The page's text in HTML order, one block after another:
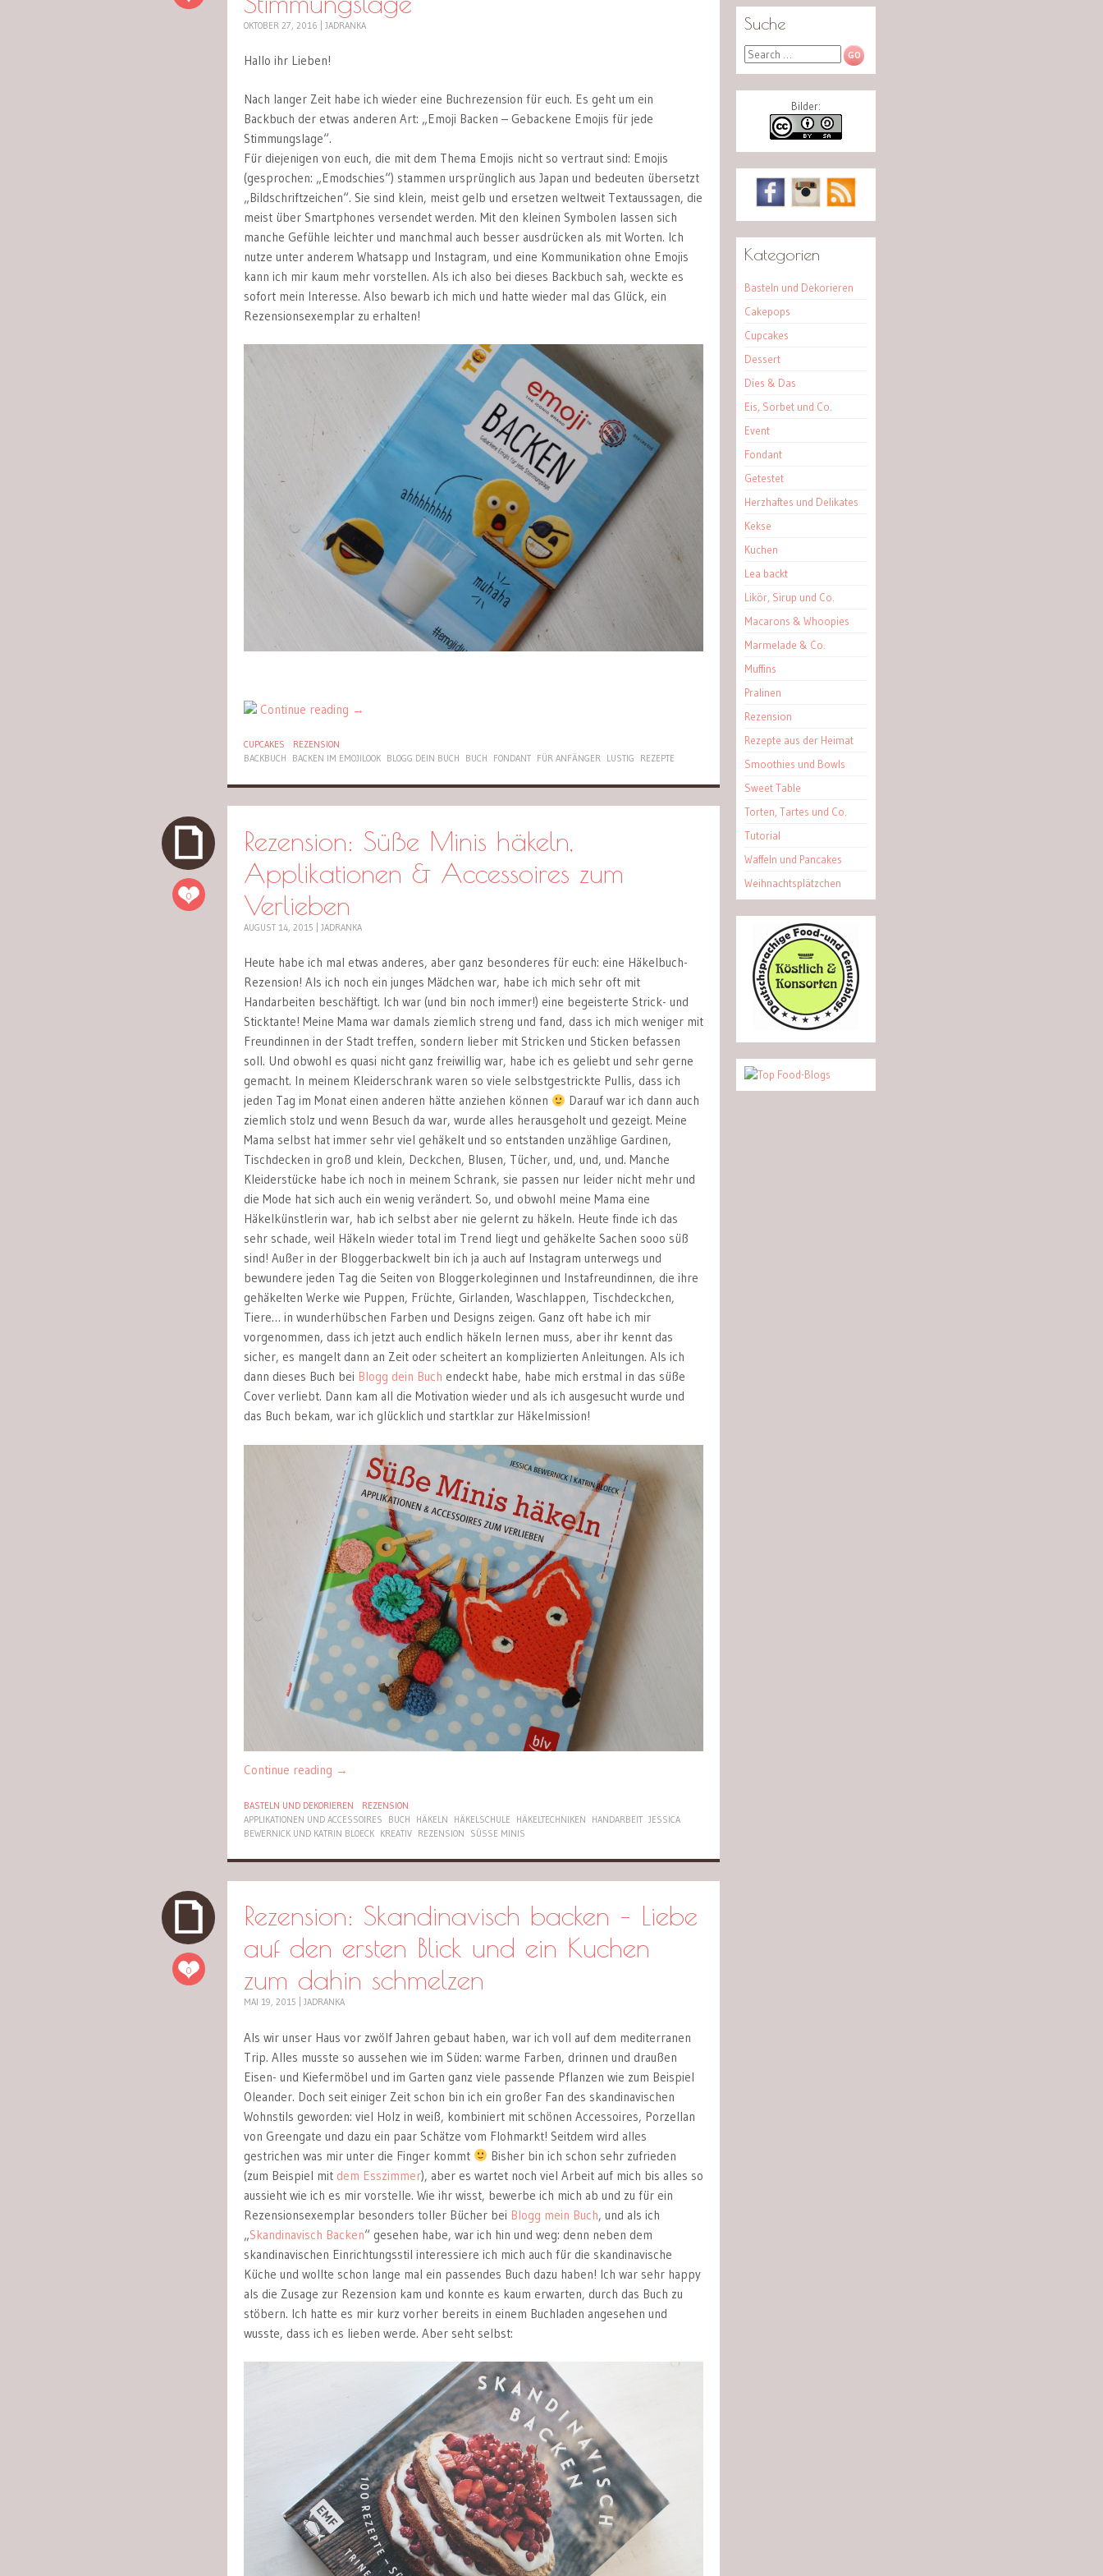
OKTOBER 27, 2016 JADRANKA
Hallo ihr Lieben!
Nach langer Zeit habe ich wieder eine Buchrezension für euch. Es geht um ein
Backbuch der etwas anderen Art: „Emoji Backen – Gebackene Emojis für jede
Stimmungslage“.
Für diejenigen von euch, die mit dem Thema Emojis nicht so vertraut sind: Emojis
(gesprochen: „Emodschies“) stammen ursprünglich aus Japan und bedeuten übersetzt
„Bildschriftzeichen“. Sie sind klein, meist gelb und ersetzen weltweit Textaussagen, die
meist über Smartphones versendet werden. Mit den kleinen Symbolen lassen sich
manche Gefühle leichter und manchmal auch besser ausdrücken als mit Worten. Ich
nutze unter anderem Whatsapp und Instagram, und eine Kommunikation ohne Emojis
kann ich mir kaum mehr vorstellen. Als ich also bei dieses Backbuch sah, weckte es
sofort mein Interesse. Also bewarb ich mich und hatte wieder mal das Glück, ein
Rezensionsexemplar zu erhalten!
Continue reading →
CUPCAKES
REZENSION
BACKBUCH
BACKEN IM EMOJILOOK BLOGG DEIN BUCH BUCH FONDANT FÜR ANFÄNGER LUSTIG REZEPTE
0
Rezension: Süße Minis häkeln,
Applikationen & Accessoires zum
Verlieben
AUGUST 14, 2015 JADRANKA
Heute habe ich mal etwas anderes, aber ganz besonderes für euch: eine Häkelbuch-
Rezension! Als ich noch ein junges Mädchen war, habe ich mich sehr oft mit
Handarbeiten beschäftigt. Ich war (und bin noch immer!) eine begeisterte Strick- und
Sticktante! Meine Mama war damals ziemlich streng und fand, dass ich mich weniger mit
Freundinnen in der Stadt treffen, sondern lieber mit Stricken und Sticken befassen
soll. Und obwohl es quasi nicht ganz freiwillig war, habe ich es geliebt und sehr gerne
gemacht. In meinem Kleiderschrank waren so viele selbstgestrickte Pullis, dass ich
jeden Tag im Monat einen anderen hätte anziehen können
Darauf war ich dann auch
ziemlich stolz und wenn Besuch da war, wurde alles herausgeholt und gezeigt. Meine
Mama selbst hat immer sehr viel gehäkelt und so entstanden unzählige Gardinen,
Tischdecken in groß und klein, Deckchen, Blusen, Tücher, und, und, und. Manche
Kleiderstücke habe ich noch in meinem Schrank, sie passen nur leider nicht mehr und
die Mode hat sich auch ein wenig verändert. So, und obwohl meine Mama eine
Häkelkünstlerin war, hab ich selbst aber nie gelernt zu häkeln. Heute finde ich das
sehr schade, weil Häkeln wieder total im Trend liegt und gehäkelte Sachen sooo süß
sind! Außer in der Bloggerbackwelt bin ich ja auch auf Instagram unterwegs und
bewundere jeden Tag die Seiten von Bloggerkoleginnen und Instafreundinnen, die ihre
gehäkelten Werke wie Puppen, Früchte, Girlanden, Waschlappen, Tischdeckchen,
Tiere… in wunderhübschen Farben und Designs zeigen. Ganz oft habe ich mir
vorgenommen, dass ich jetzt auch endlich häkeln lernen muss, aber ihr kennt das
sicher, es mangelt dann an Zeit oder scheitert an komplizierten Anleitungen. Als ich
dann dieses Buch bei Blogg dein Buch endeckt habe, habe mich erstmal in das süße
Cover verliebt. Dann kam all die Motivation wieder und als ich ausgesucht wurde und
das Buch bekam, war ich glücklich und startklar zur Häkelmission!
Continue reading →
BASTELN UND DEKORIEREN
REZENSION
APPLIKATIONEN UND ACCESSOIRES
BUCH HÄKELN HÄKELSCHULE HÄKELTECHNIKEN HANDARBEIT JESSICA
BEWERNICK UND KATRIN BLOECK KREATIV REZENSION SÜSSE MINIS
0
Rezension: Skandinavisch backen – Liebe
auf den ersten Blick und ein Kuchen
zum dahin schmelzen
MAI 19, 2015 JADRANKA
Als wir unser Haus vor zwölf Jahren gebaut haben, war ich voll auf dem mediterranen
Trip. Alles musste so aussehen wie im Süden: warme Farben, drinnen und draußen
Eisen- und Kiefermöbel und im Garten ganz viele passende Pflanzen wie zum Beispiel
Oleander. Doch seit einiger Zeit schon bin ich ein großer Fan des skandinavischen
Wohnstils geworden: viel Holz in weiß, kombiniert mit schönen Accessoires, Porzellan
von Greengate und dazu ein paar Schätze vom Flohmarkt! Seitdem wird alles
gestrichen was mir unter die Finger kommt
Bisher bin ich schon sehr zufrieden
(zum Beispiel mit dem Esszimmer), aber es wartet noch viel Arbeit auf mich bis alles so
aussieht wie ich es mir vorstelle. Wie ihr wisst, bewerbe ich mich ab und zu für ein
Rezensionsexemplar besonders toller Bücher bei Blogg mein Buch, und als ich
„Skandinavisch Backen“ gesehen habe, war ich hin und weg: denn neben dem
skandinavischen Einrichtungsstil interessiere ich mich auch für die skandinavische
Küche und wollte schon lange mal ein passendes Buch dazu haben! Ich war sehr happy
als die Zusage zur Rezension kam und konnte es kaum erwarten, durch das Buch zu
stöbern. Ich hatte es mir kurz vorher bereits in einem Buchladen angesehen und
wusste, dass ich es lieben werde. Aber seht selbst:
Suche
Search
Bilder:
Kategorien
Basteln und Dekorieren
Cakepops
Cupcakes
Dessert
Dies & Das
Eis, Sorbet und Co.
Event
Fondant
Getestet
Herzhaftes und Delikates
Kekse
Kuchen
Lea backt
Likör, Sirup und Co.
Macarons & Whoopies
Marmelade & Co.
Muffins
Pralinen
Rezension
Rezepte aus der Heimat
Smoothies und Bowls
Sweet Table
Torten, Tartes und Co.
Tutorial
Waffeln und Pancakes
Weihnachtsplätzchen